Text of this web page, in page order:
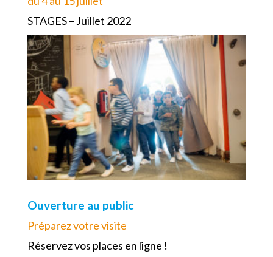
STAGES – Juillet 2022
Ouverture au public
Préparez votre visite
Réservez vos places en ligne !